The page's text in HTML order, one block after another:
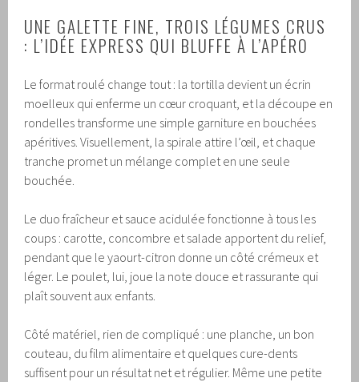
UNE GALETTE FINE, TROIS LÉGUMES CRUS
: L’IDÉE EXPRESS QUI BLUFFE À L’APÉRO
Le format roulé change tout : la tortilla devient un écrin
moelleux qui enferme un cœur croquant, et la découpe en
rondelles transforme une simple garniture en bouchées
apéritives. Visuellement, la spirale attire l’œil, et chaque
tranche promet un mélange complet en une seule
bouchée.
Le duo fraîcheur et sauce acidulée fonctionne à tous les
coups : carotte, concombre et salade apportent du relief,
pendant que le yaourt-citron donne un côté crémeux et
léger. Le poulet, lui, joue la note douce et rassurante qui
plaît souvent aux enfants.
Côté matériel, rien de compliqué : une planche, un bon
couteau, du film alimentaire et quelques cure-dents
suffisent pour un résultat net et régulier. Même une petite